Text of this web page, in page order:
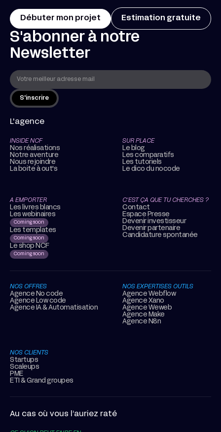
Débuter mon projet Estimation gratuite
S'abonner à notre
Newsletter
L'agence
INSIDE NCF
Nos réalisations
Notre aventure
Nous rejoindre
La boite à out's
SUR PLACE
Le blog
Les comparatifs
Les tutoriels
Le dico du nocode
A EMPORTER
Les livres blancs
Les webinaires
Coming soon
Les templates
Coming soon
Le shop NCF
Coming soon
C’EST ÇA QUE TU CHERCHES ?
Contact
Espace Presse
Devenir investisseur
Devenir partenaire
Candidature spontanée
NOS OFFRES
Agence No code
Agence Low code
Agence IA & Automatisation
NOS EXPERTISES OUTILS
Agence Webflow
Agence Xano
Agence Weweb
Agence Make
Agence N8n
NOS CLIENTS
Startups
Scaleups
PME
ETI & Grand groupes
Au cas où vous l’auriez raté